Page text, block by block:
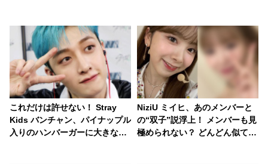
これだけは許せない！ Stray
Kids バンチャン、パイナップル
入りのハンバーガーに大きなた
NiziU ミイヒ、あのメンバーと
の“双子”説浮上！ メンバーも見
極められない？ どんどん似てい